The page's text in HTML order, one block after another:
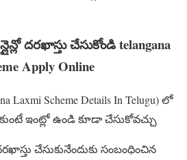
దరఖాస్తు చేసుకోండి telangana
Apply Online
Laxmi Scheme Details In Telugu) లో
ఇంట్లో ఉండి కూడా చేసుకోవచ్చు
చేసుకునేందుకు సంబంధించిన